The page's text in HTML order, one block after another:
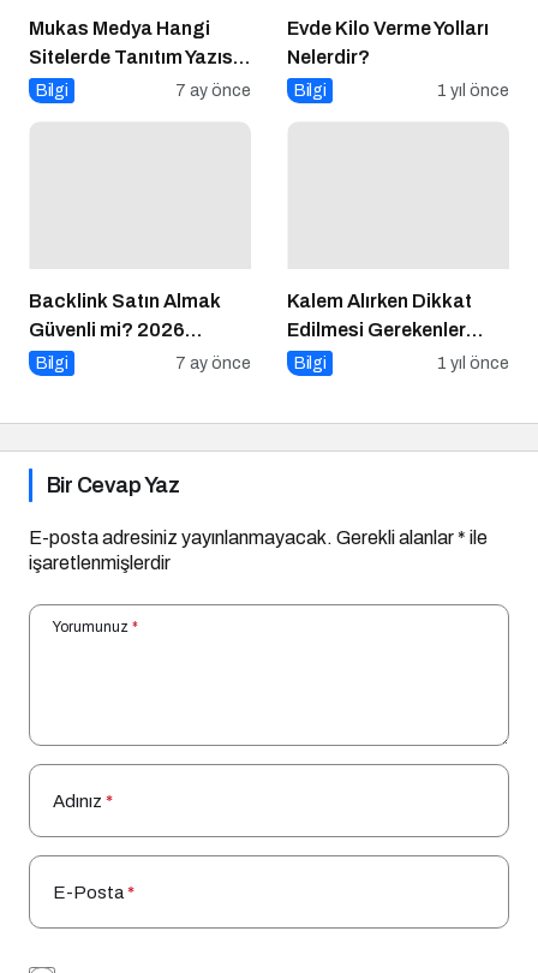
Mukas Medya Hangi
Sitelerde Tanıtım Yazısı
Yayınlıyor?
Bilgi 7 ay önce
Evde Kilo Verme Yolları
Nelerdir?
Bilgi 1 yıl önce
Backlink Satın Almak
Güvenli mi? 2026
Güncel Rehber
Bilgi 7 ay önce
Kalem Alırken Dikkat
Edilmesi Gerekenler
Nelerdir?
Bilgi 1 yıl önce
Bir Cevap Yaz
E-posta adresiniz yayınlanmayacak. Gerekli alanlar* ile
işaretlenmişlerdir
Yorumunuz *
Adınız *
E-Posta*